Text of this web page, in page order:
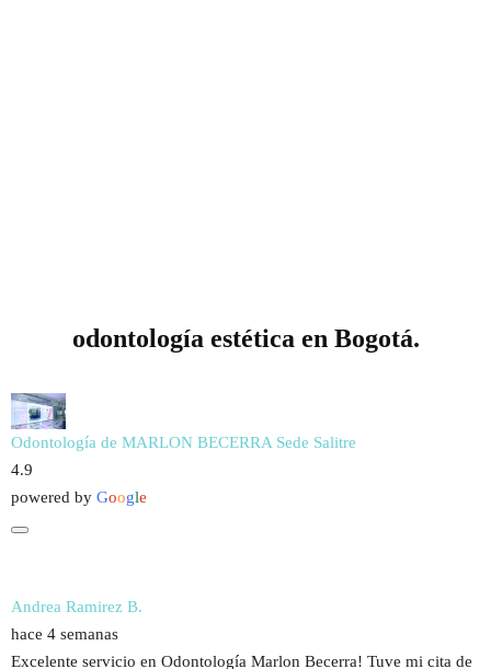
odontología estética en Bogotá.
Odontología de MARLON BECERRA Sede Salitre
4.9
powered by Google
Andrea Ramirez B.
hace 4 semanas
Excelente servicio en Odontología Marlon Becerra! Tuve mi cita de